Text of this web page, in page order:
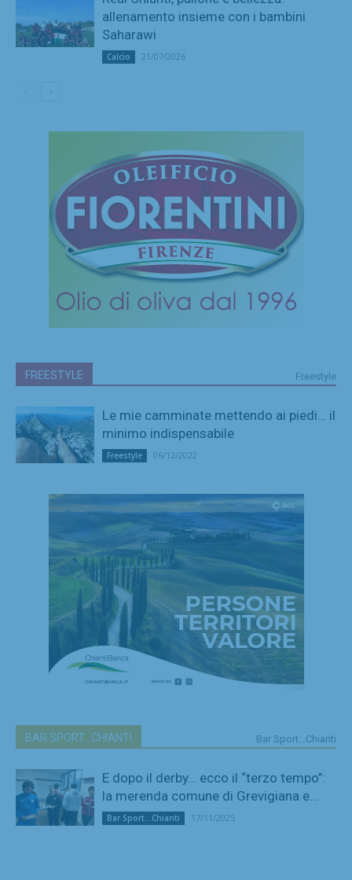
allenamento insieme con i bambini
Saharawi
Calcio 21/07/2026
FREESTYLE Freestyle
Le mie camminate mettendo ai piedi… il
minimo indispensabile
Freestyle 06/12/2022
BAR SPORT...CHIANTI Bar Sport...Chianti
E dopo il derby… ecco il “terzo tempo”:
la merenda comune di Grevigiana e...
Bar Sport...Chianti 17/11/2025